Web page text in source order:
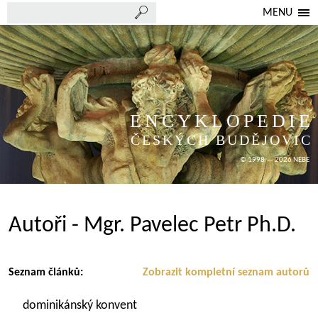
MENU
ENCYKLOPEDIE
ČESKÝCH BUDĚJOVIC
© 1998 — 2026 NEBE
Autoři - Mgr. Pavelec Petr Ph.D.
Zobrazit kompletní seznam autorů
Seznam článků:
dominikánský konvent